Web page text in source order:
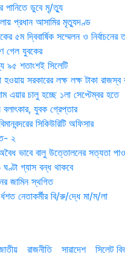
পানিতে ডুবে মৃ/ত্যু
প্রধান আসামির মৃত্যুদণ্ড
৫ম দ্বিবার্ষিক সম্মেলন ও
গেল যুবকের
৯৫ শতাংশই সিলেটি
হওয়ায় সরকারের লক্ষ লক্ষ টাকা রাজস্ব
এয়ার চালু হচ্ছে ১লা সেপ্টেম্বর হতে
বলাৎকার, যুবক গ্রেপ্তার
সিকিউরিটি অফিসার
২
ভাবে বালু উত্তোলনের সত্যতা
গ্যাস বন্ধ থাকবে
জামিন স্থগিত
নেতাকর্মীর বি/রু/দ্ধে মা/ম/লা
রাজনীতি সারাদেশ সিলেট